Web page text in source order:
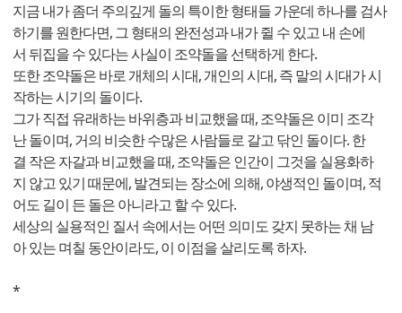
지금 내가 좀더 주의깊게 돌의 특이한 형태들 가운데 하나를 검사
하기를 원한다면, 그 형태의 완전성과 내가 쥘 수 있고 내 손에
서 뒤집을 수 있다는 사실이 조약돌을 선택하게 한다.
또한 조약돌은 바로 개체의 시대, 개인의 시대, 즉 말의 시대가 시
작하는 시기의 돌이다.
그가 직접 유래하는 바위층과 비교했을 때, 조약돌은 이미 조각
난 돌이며, 거의 비슷한 수많은 사람들로 갈고 닦인 돌이다. 한
결 작은 자갈과 비교했을 때, 조약돌은 인간이 그것을 실용화하
지 않고 있기 때문에, 발견되는 장소에 의해, 야생적인 돌이며, 적
어도 길이 든 돌은 아니라고 할 수 있다.
세상의 실용적인 질서 속에서는 어떤 의미도 갖지 못하는 채 남
아 있는 며칠 동안이라도, 이 이점을 살리도록 하자.
*